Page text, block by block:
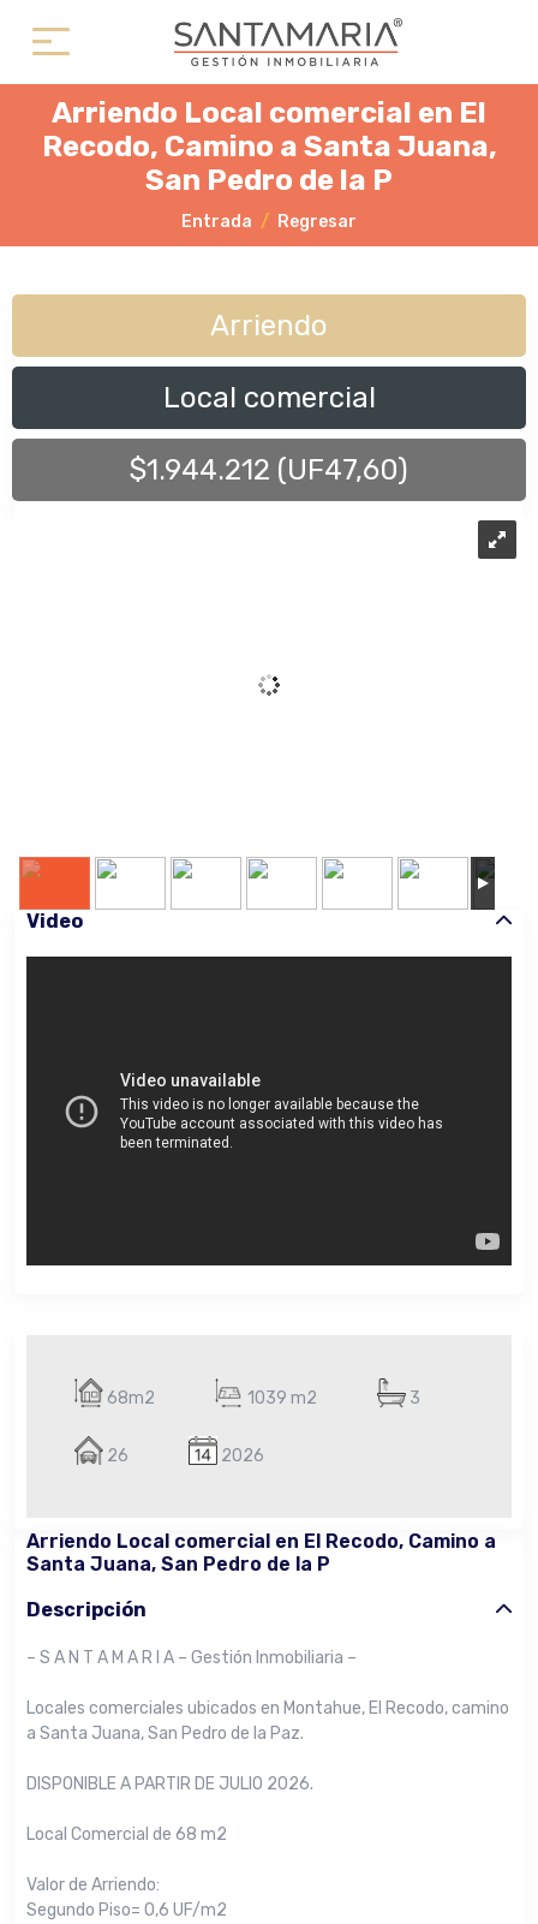
Arriendo Local comercial en El
Recodo, Camino a Santa Juana,
San Pedro de la P
Entrada Regresar
Arriendo
Local comercial
$1.944.212 (UF47,60)
68m2 1039 m2 3
26 2026
Arriendo Local comercial en El Recodo, Camino a
Santa Juana, San Pedro de la P
Descripción
– S A N T A M A R I A – Gestión Inmobiliaria –
Locales comerciales ubicados en Montahue, El Recodo, camino
a Santa Juana, San Pedro de la Paz.
DISPONIBLE A PARTIR DE JULIO 2026.
Local Comercial de 68 m2
Valor de Arriendo:
Segundo Piso= 0,6 UF/m2
Video